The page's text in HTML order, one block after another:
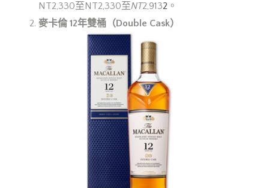
NT2,330至NT2,330至NT2,9132 。
麥卡倫 12年雙桶（Double Cask）